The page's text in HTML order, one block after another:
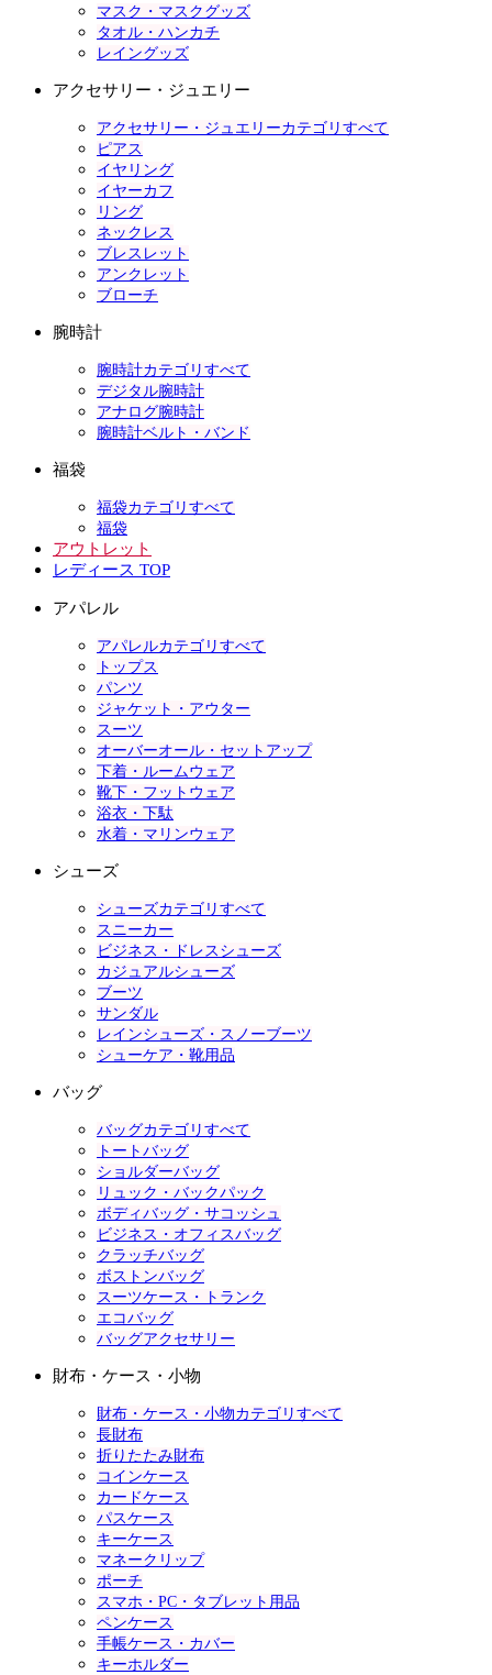
マスク・マスクグッズ
タオル・ハンカチ
レイングッズ
アクセサリー・ジュエリー
アクセサリー・ジュエリーカテゴリすべて
ピアス
イヤリング
イヤーカフ
リング
ネックレス
ブレスレット
アンクレット
ブローチ
腕時計
腕時計カテゴリすべて
デジタル腕時計
アナログ腕時計
腕時計ベルト・バンド
福袋
福袋カテゴリすべて
福袋
アウトレット
レディース TOP
アパレル
アパレルカテゴリすべて
トップス
パンツ
ジャケット・アウター
スーツ
オーバーオール・セットアップ
下着・ルームウェア
靴下・フットウェア
浴衣・下駄
水着・マリンウェア
シューズ
シューズカテゴリすべて
スニーカー
ビジネス・ドレスシューズ
カジュアルシューズ
ブーツ
サンダル
レインシューズ・スノーブーツ
シューケア・靴用品
バッグ
バッグカテゴリすべて
トートバッグ
ショルダーバッグ
リュック・バックパック
ボディバッグ・サコッシュ
ビジネス・オフィスバッグ
クラッチバッグ
ボストンバッグ
スーツケース・トランク
エコバッグ
バッグアクセサリー
財布・ケース・小物
財布・ケース・小物カテゴリすべて
長財布
折りたたみ財布
コインケース
カードケース
パスケース
キーケース
マネークリップ
ポーチ
スマホ・PC・タブレット用品
ペンケース
手帳ケース・カバー
キーホルダー